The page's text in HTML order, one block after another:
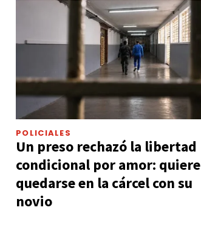
POLICIALES
Un preso rechazó la libertad
condicional por amor: quiere
quedarse en la cárcel con su
novio